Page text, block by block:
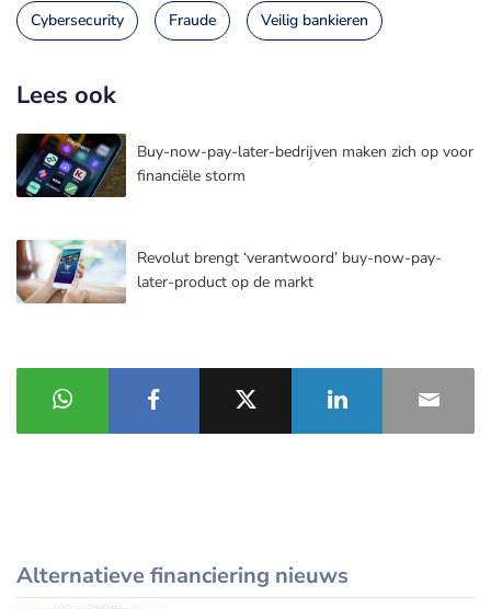
Cybersecurity Fraude Veilig bankieren
Lees ook
Buy-now-pay-later-bedrijven maken zich op voor
financiële storm
Revolut brengt ‘verantwoord’ buy-now-pay-
later-product op de markt
Alternatieve financiering nieuws